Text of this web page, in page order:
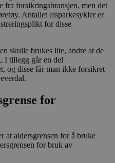
fra forsikringsbransjen, men det
Antallet elsparkesykler er
for disse
skulle brukes lite, andre at de
I tillegg går en del
og disse får man ikke forsikret
for
at aldersgrensen for å bruke
for bruk av